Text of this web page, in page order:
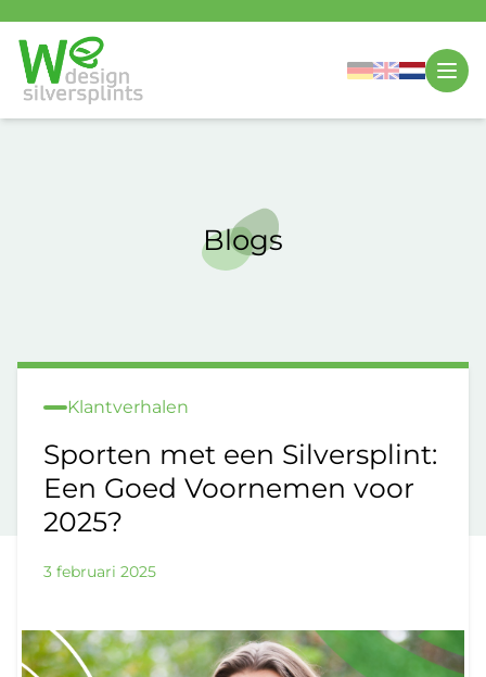
Blogs
Klantverhalen
Sporten met een Silversplint:
Een Goed Voornemen voor
2025?
3 februari 2025